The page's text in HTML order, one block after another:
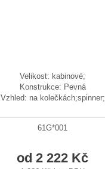
Velikost: kabinové;
Konstrukce: Pevná
Vzhled: na kolečkách;spinner;
61G*001
od 2 222 Kč